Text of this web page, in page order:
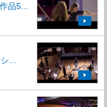
品5...
...